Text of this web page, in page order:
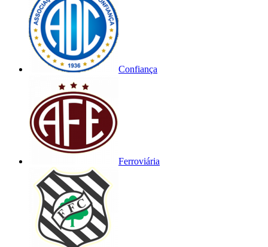
Confiança
Ferroviária